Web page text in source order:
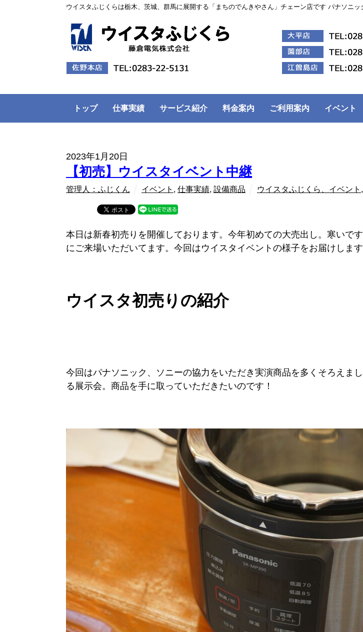
ウイスタふじくらは栃木、茨城、群馬に展開する「まちのでんきやさん」チェーン店です パナソニ
トップ 仕事実績 サービス紹介 料金案内 ご利用案内 イベント
2023年1月20日
【初売】ウイスタイベント中継
管理人：ふじくん イベント , 仕事実績, 設備商品 ウイスタふじくら、イベント ,
本日は新春初売りを開催しております。今年初めての大売出し。寒いで
にご来場いただいてます。今回はウイスタイベントの様子をお届けします
ウイスタ初売りの紹介
今回はパナソニック、ソニーの協力をいただき実演商品を多くそろえま
る展示会。商品を手に取っていただきたいのです！